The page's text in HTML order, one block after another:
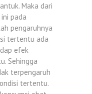
Maka dari
pada
pengaruhnya
tertentu ada
efek
Sehingga
terpengaruh
tertentu.